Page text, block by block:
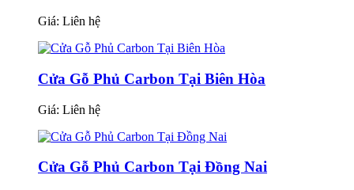
Giá: Liên hệ
Cửa Gỗ Phủ Carbon Tại Biên Hòa
Giá: Liên hệ
Cửa Gỗ Phủ Carbon Tại Đồng Nai